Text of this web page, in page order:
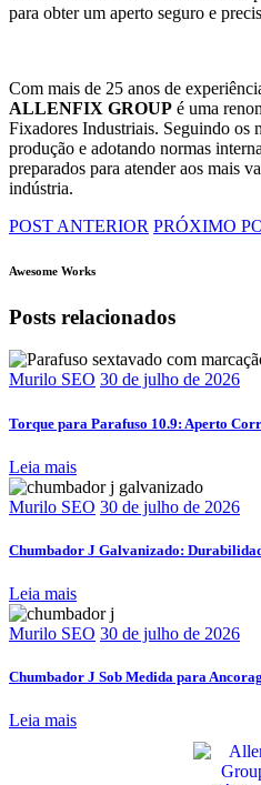
para obter um aperto seguro e
Com mais de 25 anos de
ALLENFIX GROUP é uma
Fixadores Industriais. Seguindo os
produção e adotando normas
preparados para atender aos mais
indústria.
POST ANTERIOR PRÓXIMO
Awesome Works
Posts relacionados
Murilo SEO 30 de julho de 2026
Torque para Parafuso 10.9: Aperto
Leia mais
Murilo SEO 30 de julho de 2026
Chumbador J Galvanizado:
Leia mais
Murilo SEO 30 de julho de 2026
Chumbador J Sob Medida para
Leia mais